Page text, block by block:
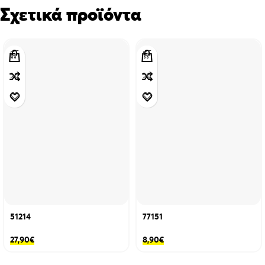
Σχετικά προϊόντα
51214
27,90€
77151
8,90€